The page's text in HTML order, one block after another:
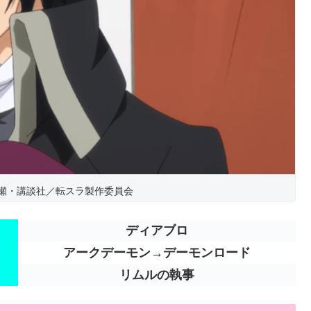
・講談社／転スラ製作委員会
ディアブロ
アークデーモン→デーモンロード
リムルの執事